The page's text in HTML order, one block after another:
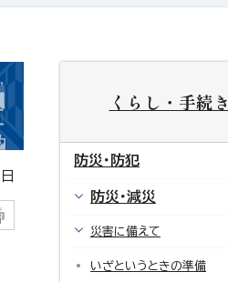
くらし・手続き
防災・防犯
防災・減災
災害に備えて
いざというときの準備